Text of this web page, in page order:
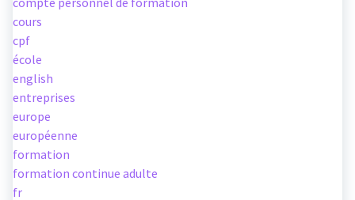
cours
cpf
école
english
entreprises
europe
européenne
formation
formation continue adulte
fr